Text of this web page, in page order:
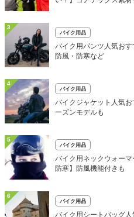
3
バイク用品
バイク用パンツ人気おす
防風・防寒など
4
バイク用品
バイクジャケット人気
ーズンモデルも
5
バイク用品
バイク用ネックウォー
防寒】防風機能付きも
6
バイク用品
バイク用シートバッグ